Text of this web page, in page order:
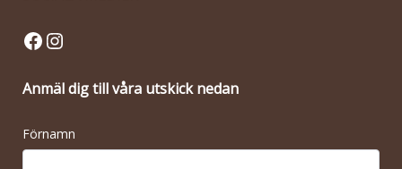
Facebook
Instagram
Anmäl dig till våra utskick nedan
Förnamn